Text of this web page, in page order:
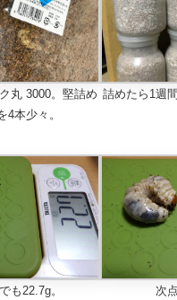
丸 3000。堅詰め
4本少々。
詰めたら1週
も22.7g。 次